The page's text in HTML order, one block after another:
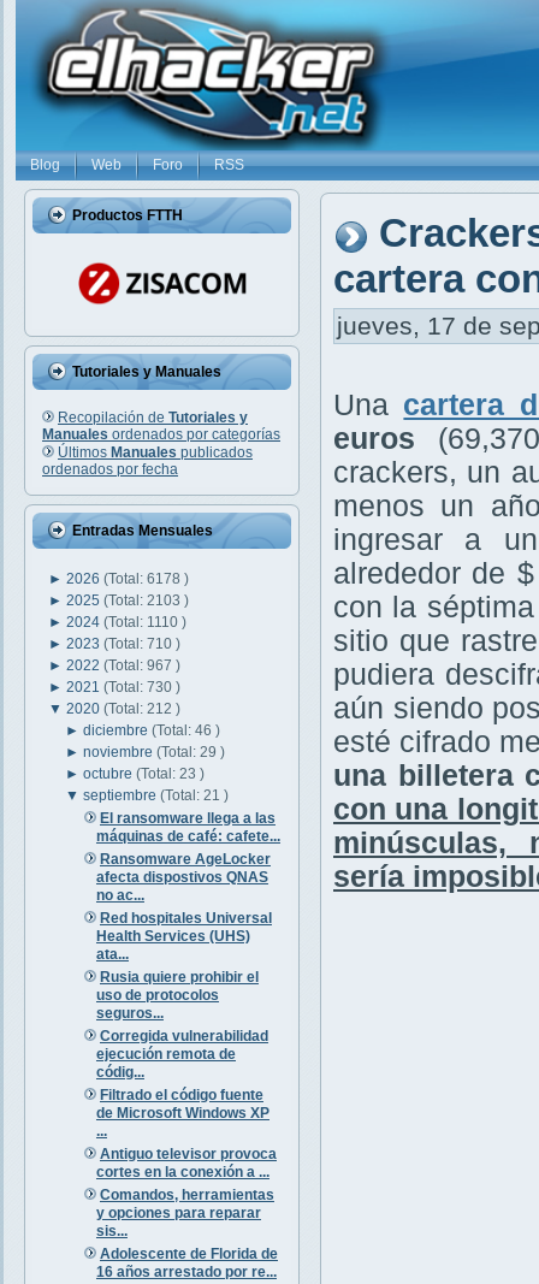
Blog Web Foro RSS
Productos FTTH
Tutoriales y Manuales
Recopilación de Tutoriales y
Manuales ordenados por categorías
Últimos Manuales publicados
ordenados por fecha
Entradas Mensuales
► 2026 (Total: 6178 )
► 2025 (Total: 2103 )
► 2024 (Total: 1110 )
► 2023 (Total: 710 )
► 2022 (Total: 967 )
► 2021 (Total: 730 )
▼ 2020 (Total: 212 )
►diciembre(Total: 46 )
►noviembre(Total: 29 )
►octubre(Total: 23 )
▼septiembre(Total: 21 )
El ransomware llega a las
máquinas de café: cafete...
Ransomware AgeLocker
afecta dispostivos QNAS
no ac...
Red hospitales Universal
Health Services (UHS)
ata...
Rusia quiere prohibir el
uso de protocolos
seguros...
Corregida vulnerabilidad
ejecución remota de
códig...
Filtrado el código fuente
de Microsoft Windows XP
...
Antiguo televisor provoca
cortes en la conexión a ...
Comandos, herramientas
y opciones para reparar
sis...
Adolescente de Florida de
16 años arrestado por re...
cartera
jueves, 17 de
Una cartera
euros (
crackers, un
menos un
ingresar a
alrededor de
con la
sitio que
pudiera
aún siendo
esté cifrado
una billetera
con una
minúsculas,
sería